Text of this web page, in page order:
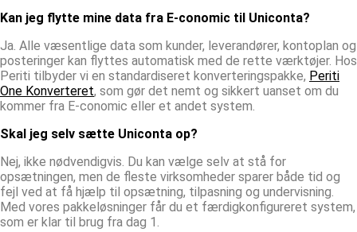
Kan jeg flytte mine data fra E-conomic til Uniconta?
Ja. Alle væsentlige data som kunder, leverandører, kontoplan og
posteringer kan flyttes automatisk med de rette værktøjer. Hos
Periti tilbyder vi en standardiseret konverteringspakke, Periti
One Konverteret, som gør det nemt og sikkert uanset om du
kommer fra E-conomic eller et andet system.
Skal jeg selv sætte Uniconta op?
Nej, ikke nødvendigvis. Du kan vælge selv at stå for
opsætningen, men de fleste virksomheder sparer både tid og
fejl ved at få hjælp til opsætning, tilpasning og undervisning.
Med vores pakkeløsninger får du et færdigkonfigureret system,
som er klar til brug fra dag 1.